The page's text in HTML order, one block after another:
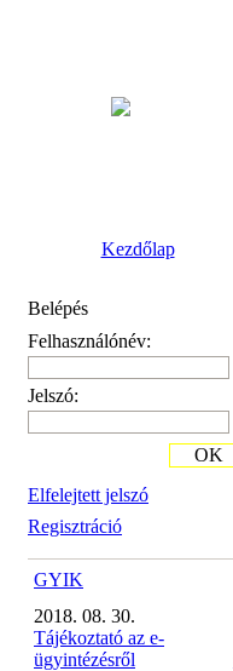
Kezdőlap
Belépés
Felhasználónév:
Jelszó:
Elfelejtett jelszó
Regisztráció
OK
GYIK
2018. 08. 30.
Tájékoztató az e-
ügyintézésről